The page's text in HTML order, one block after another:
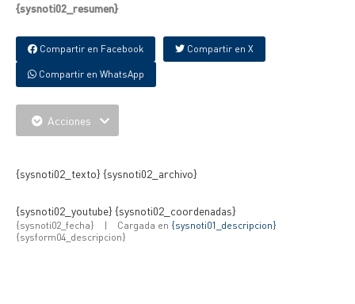
{sysnoti02_resumen}
Compartir en Facebook Compartir en X
Compartir en WhatsApp
Acciones
{sysnoti02_texto} {sysnoti02_archivo}
{sysnoti02_youtube} {sysnoti02_coordenadas}
{sysnoti02_fecha} | Cargada en {sysnoti01_descripcion}
{sysform04_descripcion}